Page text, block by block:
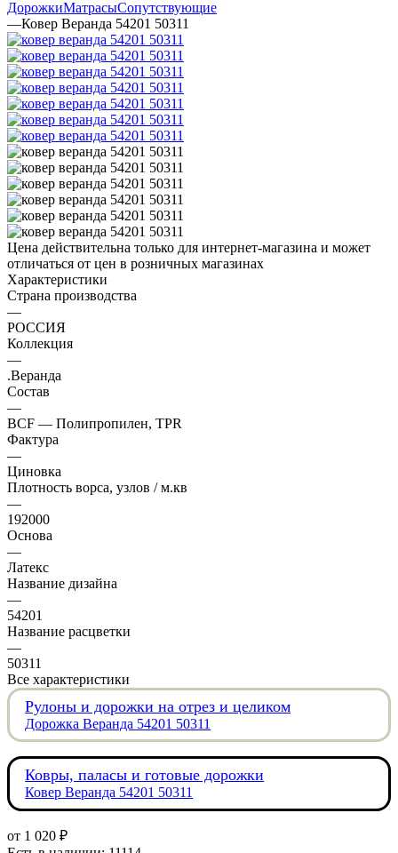
ДорожкиМатрасыСопутствующие
—Ковер Веранда 54201 50311
Цена действительна только для интернет-магазина и может
отличаться от цен в розничных магазинах
Характеристики
Страна производства
—
РОССИЯ
Коллекция
—
.Веранда
Состав
—
BCF — Полипропилен, TPR
Фактура
—
Циновка
Плотность ворса, узлов / м.кв
—
192000
Основа
—
Латекс
Название дизайна
—
54201
Название расцветки
—
50311
Все характеристики
Рулоны и дорожки на отрез и целиком
Дорожка Веранда 54201 50311
Ковры, паласы и готовые дорожки
Ковер Веранда 54201 50311
от 1 020 ₽